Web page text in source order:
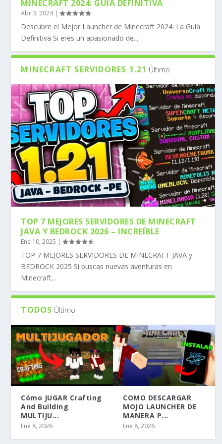
MINECRAFT 2024: GUÍA DEFINITIVA
Abr 3, 2024|
Descubre el Mejor Launcher de Minecraft 2024: La Guía
Definitiva Si eres un apasionado de...
MINECRAFT SERVIDORES 1.21 Último
TOP 7 MEJORES SERVIDORES DE MINECRAFT
JAVA Y BEDROCK 2026 – INCREÍBLE
Ene 10, 2025 |
TOP 7 MEJORES SERVIDORES DE MINECRAFT JAVA y
BEDROCK 2025 Si buscas nuevas aventuras en
Minecraft...
TODOS Último
Cómo JUGAR Crafting
And Building
MULTIJU...
Ene 8, 2026
COMO DESCARGAR
MOJO LAUNCHER DE
MANERA P...
Ene 8, 2026